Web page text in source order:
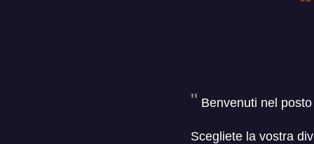
Benvenuti nel
Scegliete la vostra